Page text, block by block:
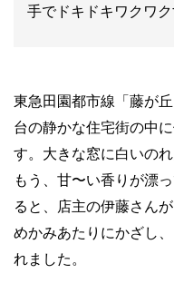
手でドキドキワクワ
東急田園都市線「藤が
台の静かな住宅街の中
す。大きな窓に白いの
もう、甘〜い香りが漂
ると、店主の伊藤さん
めかみあたりにかざし
れました。